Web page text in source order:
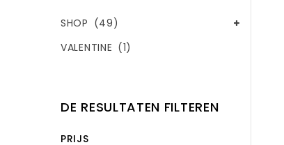
SHOP (49)
VALENTINE (1)
DE RESULTATEN FILTEREN
PRIJS